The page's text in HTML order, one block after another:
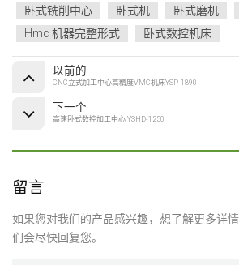
卧式铣削中心
卧式机 卧式磨机
Hmc 机器完整形式
卧式数控机床
以前的
CNC立式加工中心高精度VMC机床YSP-1890
下一个
高速卧式数控加工中心 YSHD-1250
留言
如果您对我们的产品感兴趣，想了解更多详
们会尽快回复您。